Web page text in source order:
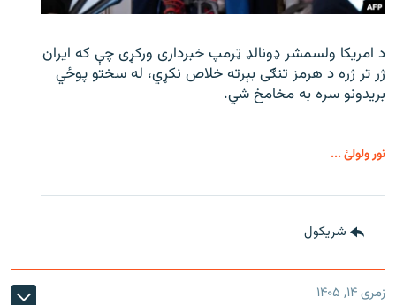
د امریکا ولسمشر ډونالډ ټرمپ خبرداری ورکړی چې که ایران
ژر تر ژره د هرمز تنګی بېرته خلاص نکړي، له سختو پوځي
بریدونو سره به مخامخ شي.
نور ولولئ ...
شريکول
زمری ۱۴, ۱۴۰۵